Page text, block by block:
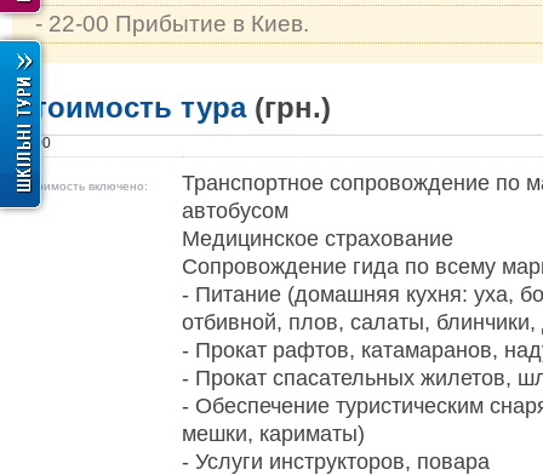
- 22-00 Прибытие в Киев.
Стоимость тура (грн.)
1100
В стоимость включено:
Транспортное сопровождение по
автобусом
Медицинское страхование
Сопровождение гида по всему
- Питание (домашняя кухня: уха,
отбивной, плов, салаты,
- Прокат рафтов, катамаранов,
- Прокат спасательных жилетов,
- Обеспечение туристическим
мешки, кариматы)
- Услуги инструкторов, повара